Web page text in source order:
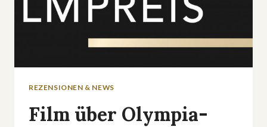
REZENSIONEN & NEWS
Film über Olympia-